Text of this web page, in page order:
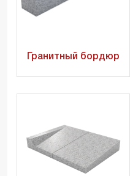
Гранитный бордюр